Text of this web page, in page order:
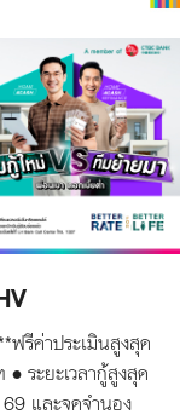
ฟรีค่าประเมินสูงสุด
ระยะเวลากู้สูงสุด
และจดจำนอง